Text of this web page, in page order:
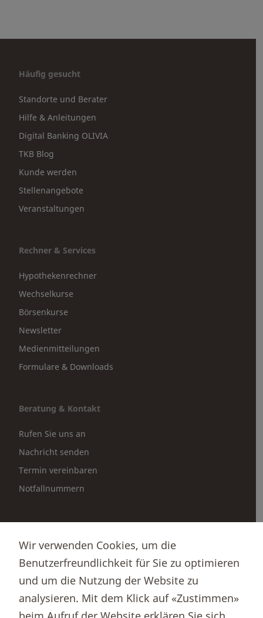
Häufig gesucht
Standorte und Berater
Hilfe & Anleitungen
Digital Banking OLIVIA
TKB Blog
Kunde werden
Stellenangebote
Veranstaltungen
Rechner & Services
Hypothekenrechner
Wechselkurse
Börsenkurse
Newsletter
Medienmitteilungen
Formulare & Downloads
Beratung & Kontakt
Rufen Sie uns an
Nachricht senden
Termin vereinbaren
Notfallnummern
Börsenportal Yourmoney
Thurgauer Kantonalbank
Wir verwenden Cookies, um die
Benutzerfreundlichkeit für Sie zu optimieren
und um die Nutzung der Website zu
analysieren. Mit dem Klick auf «Zustimmen»